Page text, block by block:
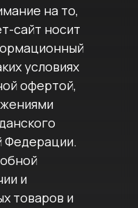
на то,
сайт носит
условиях
офертой,
Федерации.
и
товаров и